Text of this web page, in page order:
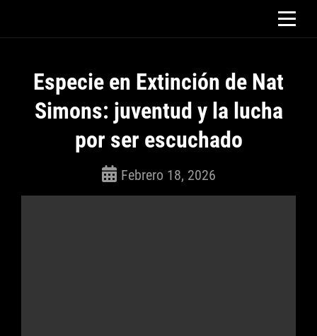
Especie en Extinción de Nat
Simons: juventud y la lucha
por ser escuchado
Febrero 18, 2026